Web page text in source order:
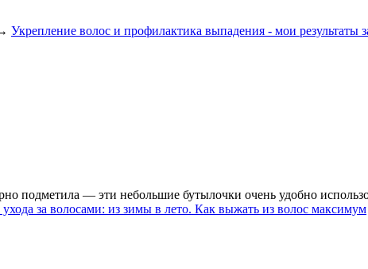
Укрепление волос и профилактика выпадения - мои
подметила — эти небольшие бутылочки очень удобно
за волосами: из зимы в лето. Как выжать из волос максимум